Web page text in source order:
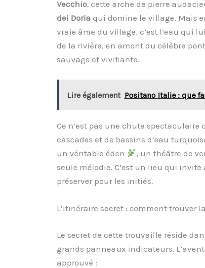
Vecchio, cette arche de pierre
dei Doria qui domine le village. Mais
vraie âme du village, c’est l’eau qui
de la rivière, en amont du célèbre
sauvage et vivifiante.
Lire également Positano Italie : que
Ce n’est pas une chute
cascades et de bassins d’eau
un véritable éden
, un théâtre de
seule mélodie. C’est un lieu qui
préserver pour les initiés.
L’itinéraire secret : comment trouver
Le secret de cette trouvaille réside
grands panneaux indicateurs.
approuvé :